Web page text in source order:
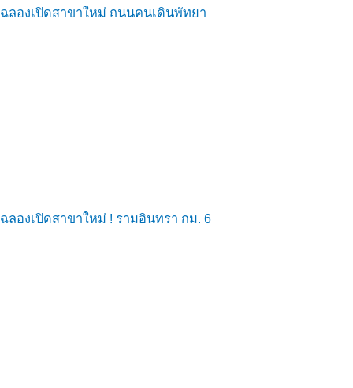
ฉลองเปิดสาขาใหม่ ถนนคนเดินพัทยา
ฉลองเปิดสาขาใหม่ ! รามอินทรา กม. 6